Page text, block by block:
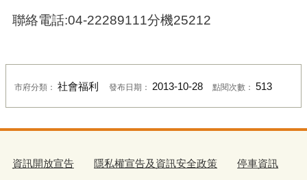
聯絡電話:04-22289111分機25212
市府分類： 社會福利 發布日期： 2013-10-28 點閱次數：513
資訊開放宣告 隱私權宣告及資訊安全政策 停車資訊